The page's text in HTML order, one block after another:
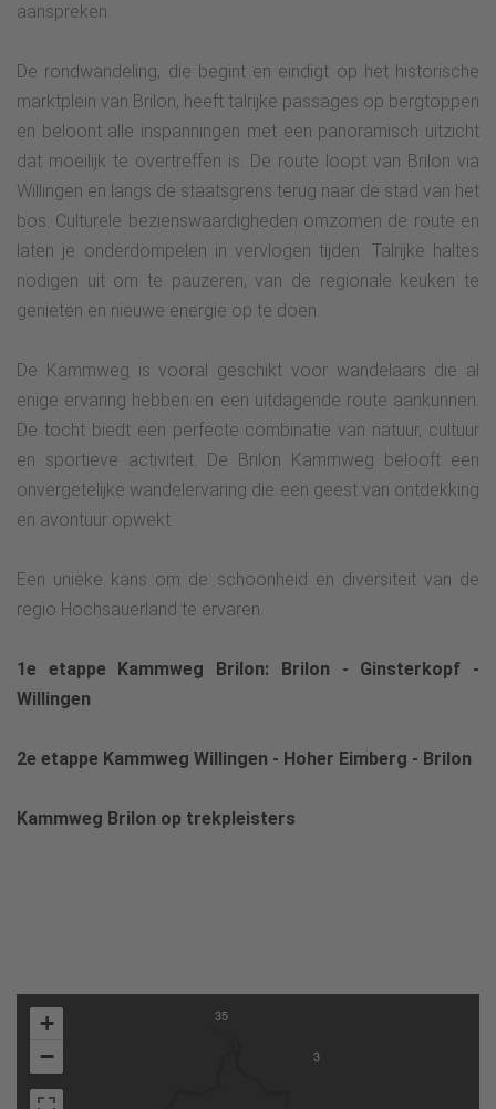
aanspreken.
De rondwandeling, die begint en eindigt op het historische
marktplein van Brilon, heeft talrijke passages op bergtoppen
en beloont alle inspanningen met een panoramisch uitzicht
dat moeilijk te overtreffen is. De route loopt van Brilon via
Willingen en langs de staatsgrens terug naar de stad van het
bos. Culturele bezienswaardigheden omzomen de route en
laten je onderdompelen in vervlogen tijden. Talrijke haltes
nodigen uit om te pauzeren, van de regionale keuken te
genieten en nieuwe energie op te doen.
De Kammweg is vooral geschikt voor wandelaars die al
enige ervaring hebben en een uitdagende route aankunnen.
De tocht biedt een perfecte combinatie van natuur, cultuur
en sportieve activiteit. De Brilon Kammweg belooft een
onvergetelijke wandelervaring die een geest van ontdekking
en avontuur opwekt.
Een unieke kans om de schoonheid en diversiteit van de
regio Hochsauerland te ervaren.
1e etappe Kammweg Brilon: Brilon - Ginsterkopf -
Willingen
2e etappe Kammweg Willingen - Hoher Eimberg - Brilon
Kammweg Brilon op trekpleisters
3
35
+
−